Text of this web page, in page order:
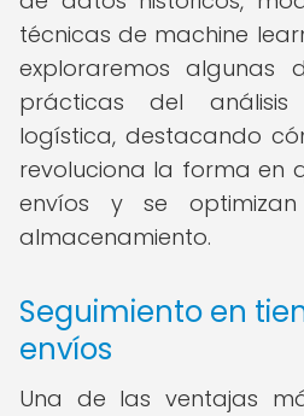
técnicas de machine
exploraremos algunas
prácticas del
logística, destacando
revoluciona la forma en
envíos y se
almacenamiento.
Seguimiento en
envíos
Una de las ventajas